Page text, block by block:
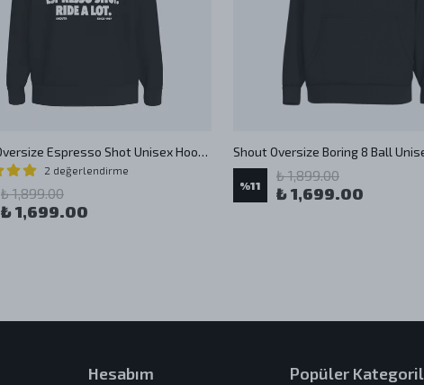
Shout Oversize Espresso Shot Unisex Hoodie
2 değerlendirme
₺ 1,899.00
₺ 1,699.00
Shout Oversize Boring 8 Ball
%11
₺ 1,899.00
₺ 1,699.00
Hesabım Popüler